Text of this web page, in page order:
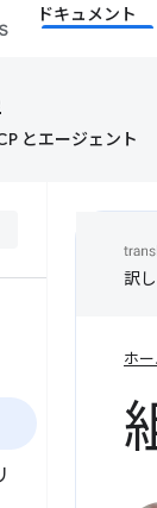
ドキュメント
とエージェント
訳
ホ